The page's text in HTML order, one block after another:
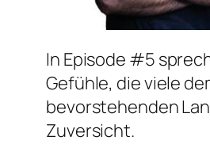
In Episode #5
Gefühle, die viele
bevorstehenden
Zuversicht.